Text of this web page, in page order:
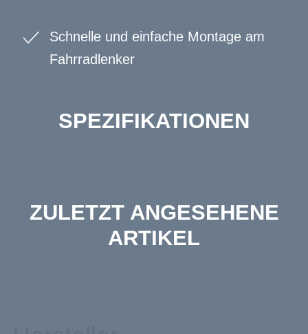
Schnelle und einfache Montage am
Fahrradlenker
SPEZIFIKATIONEN
ZULETZT ANGESEHENE
ARTIKEL